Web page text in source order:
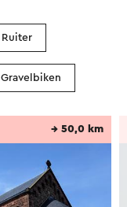
Ruiter
Gravelbiken
→ 50,0 km